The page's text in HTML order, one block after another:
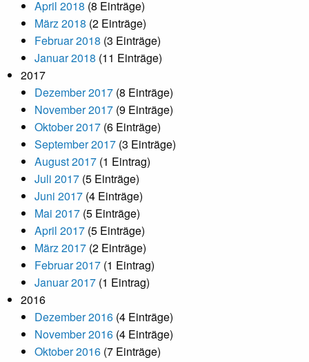
April 2018 (8 Einträge)
März 2018 (2 Einträge)
Februar 2018 (3 Einträge)
Januar 2018 (11 Einträge)
2017
Dezember 2017 (8 Einträge)
November 2017 (9 Einträge)
Oktober 2017 (6 Einträge)
September 2017 (3 Einträge)
August 2017 (1 Eintrag)
Juli 2017 (5 Einträge)
Juni 2017 (4 Einträge)
Mai 2017 (5 Einträge)
April 2017 (5 Einträge)
März 2017 (2 Einträge)
Februar 2017 (1 Eintrag)
Januar 2017 (1 Eintrag)
2016
Dezember 2016 (4 Einträge)
November 2016 (4 Einträge)
Oktober 2016 (7 Einträge)